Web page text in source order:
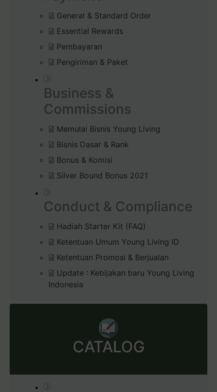
General & Standard Order
Essential Rewards
Pembayaran
Pengiriman & Paket
Business &
Commissions
Memulai Bisnis Young Living
Bisnis Dasar & Rank
Bonus & Komisi
Silver Bound Bonus 2021
Conduct & Compliance
Hadiah Starter Kit (FAQ)
Ketentuan Umum Young Living ID
Ketentuan Promosi & Berjualan
Update : Kebijakan baru Young Living
Indonesia
CATALOG